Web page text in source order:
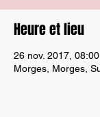
Heure et lieu
26 nov. 2017, 08:00
Morges, Morges,